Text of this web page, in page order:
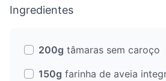
Ingredientes
200g tâmaras sem caroço
150g farinha de aveia